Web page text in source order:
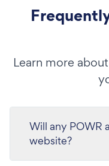
Learn more
Will any POWR
website?